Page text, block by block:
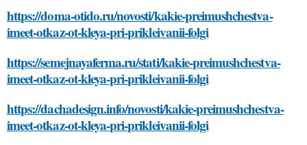
https://doma-otido.ru/novosti/kakie-preimushchestva-
imeet-otkaz-ot-kleya-pri-prikleivanii-folgi
https://semejnayaferma.ru/stati/kakie-preimushchestva-
imeet-otkaz-ot-kleya-pri-prikleivanii-folgi
https://dachadesign.info/novosti/kakie-preimushchestva-
imeet-otkaz-ot-kleya-pri-prikleivanii-folgi